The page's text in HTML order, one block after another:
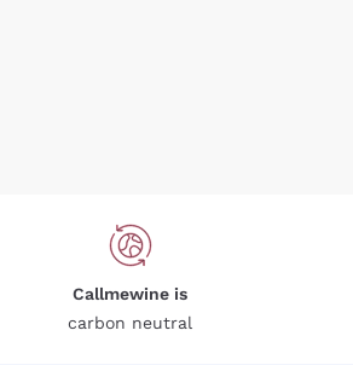
Callmewine is
carbon neutral